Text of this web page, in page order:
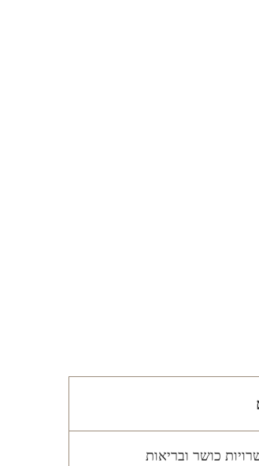
כושר ובריאות